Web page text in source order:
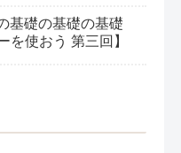
基礎の基礎の基礎
を使おう 第三回】